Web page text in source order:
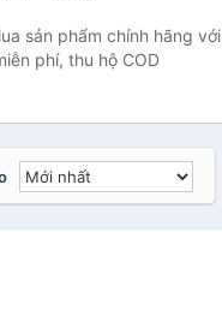
sản phẩm chính hãng với
phí, thu hộ COD